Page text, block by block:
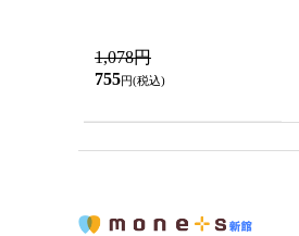
1,078円
755円(税込)